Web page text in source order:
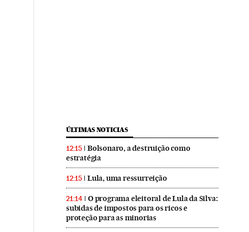
ÚLTIMAS NOTICIAS
12:15
Bolsonaro, a destruição como
estratégia
12:15 Lula, uma ressurreição
21:14
O programa eleitoral de Lula da Silva:
subidas de impostos para os ricos e
proteção para as minorias